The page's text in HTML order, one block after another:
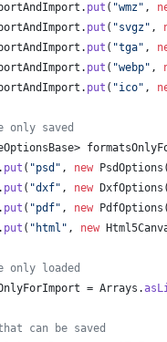
. put ( "wmz" ,
. put ( "svgz" ,
. put ( "tga" ,
. put ( "webp" ,
. put ( "ico" ,
only saved
>
. put ( "psd" , new PsdOptions
. put ( "dxf" , new DxfOptions
. put ( "pdf" , new PdfOptions
. put ( "html" , new
only loaded
= Arrays .
can be saved